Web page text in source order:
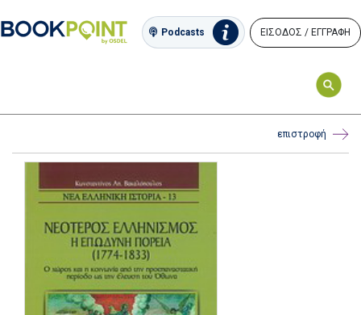
Podcasts ΕΙΣΟΔΟΣ / ΕΓΓΡΑΦΗ
επιστροφή